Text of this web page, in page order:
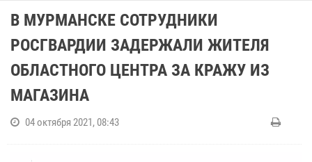
В МУРМАНСКЕ СОТРУДНИКИ
РОСГВАРДИИ ЗАДЕРЖАЛИ ЖИТЕЛЯ
ОБЛАСТНОГО ЦЕНТРА ЗА КРАЖУ ИЗ
МАГАЗИНА
04 октября 2021, 08:43